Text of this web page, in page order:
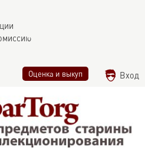
Оценка и выкуп Вход